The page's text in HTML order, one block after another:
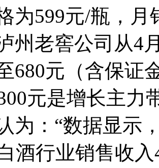
为599元/瓶，月
州老窖公司从4
680元（含保证
元是增长主力
为：“数据显示
酒行业销售收